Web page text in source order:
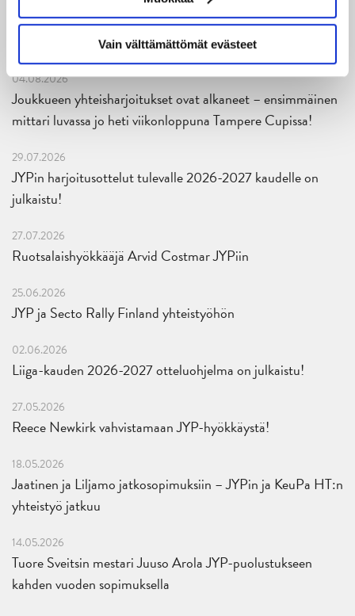
Vain välttämättömät evästeet
05.08.2026
JYPin kapteenisto Liiga-kauteen 2026–2027 on nimetty
04.08.2026
Joukkueen yhteisharjoitukset ovat alkaneet – ensimmäinen
mittari luvassa jo heti viikonloppuna Tampere Cupissa!
29.07.2026
JYPin harjoitusottelut tulevalle 2026-2027 kaudelle on
julkaistu!
27.07.2026
Ruotsalaishyökkääjä Arvid Costmar JYPiin
25.06.2026
JYP ja Secto Rally Finland yhteistyöhön
02.06.2026
Liiga-kauden 2026-2027 otteluohjelma on julkaistu!
27.05.2026
Reece Newkirk vahvistamaan JYP-hyökkäystä!
18.05.2026
Jaatinen ja Liljamo jatkosopimuksiin – JYPin ja KeuPa HT:n
yhteistyö jatkuu
14.05.2026
Tuore Sveitsin mestari Juuso Arola JYP-puolustukseen
kahden vuoden sopimuksella